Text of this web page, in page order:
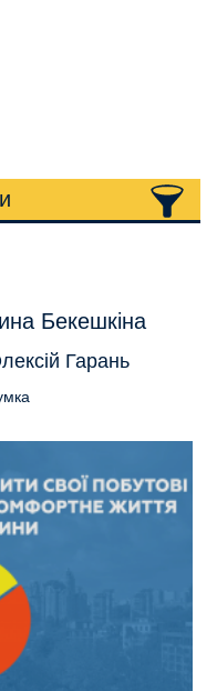
Бекешкіна
Гарань